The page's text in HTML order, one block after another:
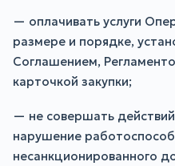
— оплачивать услуги
размере и порядке,
Соглашением,
карточкой закупки;
— не совершать
нарушение
несанкционированного